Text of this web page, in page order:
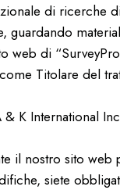
di ricerche
web di
Titolare del
& K International
il nostro sito
siete